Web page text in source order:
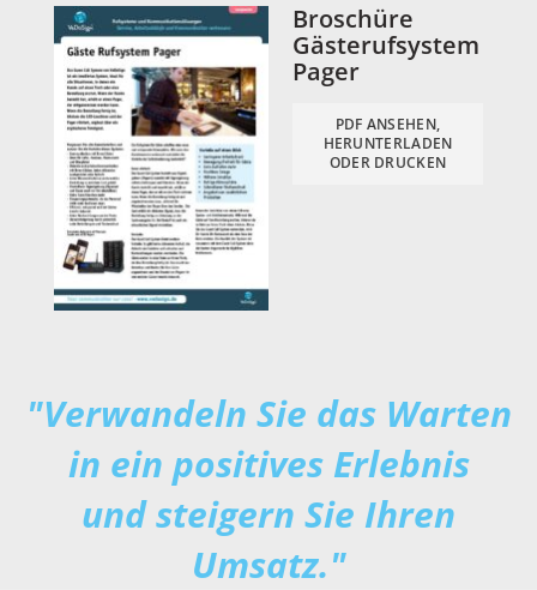
Broschüre
Gästerufsystem
Pager
PDF ANSEHEN,
HERUNTERLADEN
ODER DRUCKEN
"Verwandeln Sie das Warten
in ein positives Erlebnis
und steigern Sie Ihren
Umsatz."